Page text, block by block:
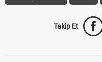
Takip Et